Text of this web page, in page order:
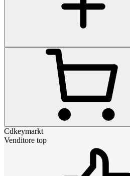
Cdkeymarkt
Venditore top